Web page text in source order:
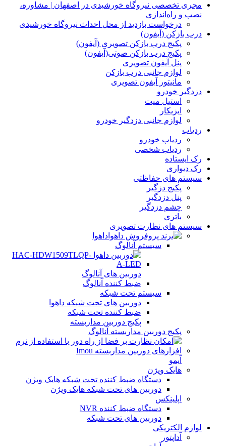
مجری تخصصی نیروگاه خورشیدی در اصفهان | مشاوره،
نصب و راه‌اندازی
درخواست بازدید از محل احداث نیروگاه خورشیدی
درب بازکن (آیفون)
پکیج درب بازکن تصویری (آیفون)
پکیج درب بازکن صوتی(آیفون)
پنل آیفون تصویری
لوازم جانبی درب بازکن
مانیتور آیفون تصویری
دزدگیر خودرو
استیل میت
ایزیکار
لوازم جانبی دزدگیر خودرو
ردیاب
ردیاب خودرو
ردیاب شخصی
رک ایستاده
رک دیواری
سیستم های حفاظتی
پکیج دزگیر
پنل دزدگیر
چشم دزدگیر
باتری
سیستم های نظارت تصویری
داهوا
سیستم آنالوگ
دوربین های آنالوگ
ضبط کننده آنالوگ
سیستم تحت شبکه
دوربین های تحت شبکه داهوا
ضبط کننده تحت شبکه
پکیج دوربین مداربسته
پکیج دوربین مداربسته آنالوگ
آیمو
هایک ویژن
دستگاه ضبط کننده تحت شبکه هایک ویژن
دوربین های تحت شبکه هایک ویژن
اپلینکس
دستگاه ضبط کننده NVR
دوربین های تحت شبکه
لوازم الکتریکی
آداپتور